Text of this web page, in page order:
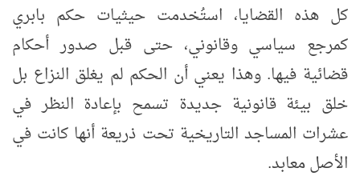
كل هذه القضايا، استُخدمت حيثيات حكم بابري
كمرجع سياسي وقانوني، حتى قبل صدور أحكام
قضائية فيها. وهذا يعني أن الحكم لم يغلق النزاع بل
خلق بيئة قانونية جديدة تسمح بإعادة النظر في
عشرات المساجد التاريخية تحت ذريعة أنها كانت في
الأصل معابد.